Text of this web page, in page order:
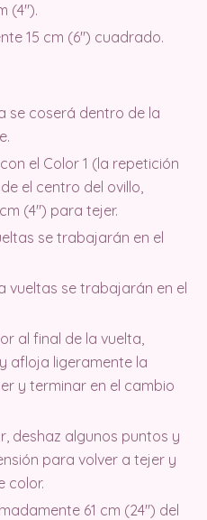
(4″).
15 cm (6″) cuadrado.
se coserá dentro de la
el Color 1 (la repetición
el centro del ovillo,
(4″) para tejer.
se trabajarán en el
vueltas se trabajarán en el
al final de la vuelta,
afloja ligeramente la
y terminar en el cambio
deshaz algunos puntos y
para volver a tejer y
color.
61 cm (24″) del